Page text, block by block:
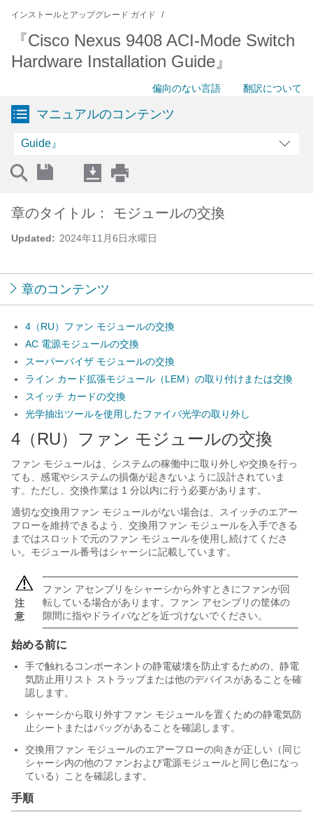
インストールとアップグレード ガイド
『Cisco Nexus 9408 ACI-Mode Switch
Hardware Installation Guide』
偏向のない言語 翻訳について
マニュアルのコンテンツ
Guide』
Updated: 2024年11月6日水曜日
章のタイトル： モジュールの交換
章のコンテンツ
4（RU）ファン モジュールの交換
AC 電源モジュールの交換
スーパーバイザ モジュールの交換
ライン カード拡張モジュール（LEM）の取り付けまたは交換
スイッチ カードの交換
光学抽出ツールを使用したファイバ光学の取り外し
4（RU）ファン モジュールの交換
ファン モジュールは、システムの稼働中に取り外しや交換を行っ
ても、感電やシステムの損傷が起きないように設計されていま
す。ただし、交換作業は 1 分以内に行う必要があります。
適切な交換用ファン モジュールがない場合は、スイッチのエアー
フローを維持できるよう、交換用ファン モジュールを入手できる
まではスロットで元のファン モジュールを使用し続けてくださ
い。モジュール番号はシャーシに記載しています。
注
意
ファン アセンブリをシャーシから外すときにファンが回
転している場合があります。ファン アセンブリの筐体の
隙間に指やドライバなどを近づけないでください。
始める前に
手で触れるコンポーネントの静電破壊を防止するための、静電
気防止用リスト ストラップまたは他のデバイスがあることを確
認します。
シャーシから取り外すファン モジュールを置くための静電気防
止シートまたはバッグがあることを確認します。
交換用ファン モジュールのエアーフローの向きが正しい（同じ
シャーシ内の他のファンおよび電源モジュールと同じ色になっ
ている）ことを確認します。
手順